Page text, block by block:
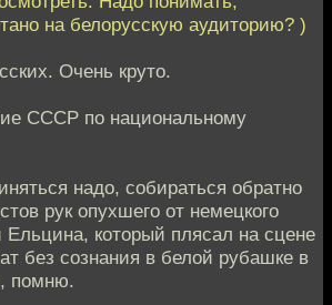
на белорусскую аудиторию? )
Очень круто.
СССР по национальному
надо, собираться обратно
рук опухшего от немецкого
Ельцина, который плясал на сцене
без сознания в белой рубашке в
помню.